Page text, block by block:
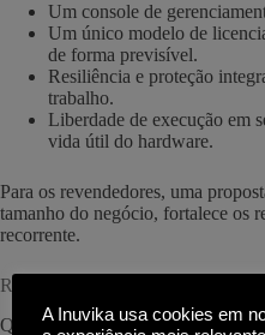
Um console de
Um único modelo de
de forma previsível.
Resiliência e proteção
trabalho.
Liberdade de execução em
vida útil do hardware.
Para os revendedores, uma
tamanho do negócio, fortalece os
recorrente.
Resultados comerciais que
Quando os VARs conversam com
A Inuvika usa cookies em